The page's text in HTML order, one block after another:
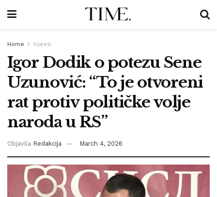
Home Vijesti
Igor Dodik o potezu Sene
Uzunović: “To je otvoreni
rat protiv političke volje
naroda u RS”
Objavila Redakcija March 4, 2026